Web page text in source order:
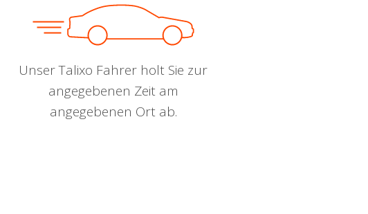
Unser Talixo Fahrer holt Sie zur
angegebenen Zeit am
angegebenen Ort ab.